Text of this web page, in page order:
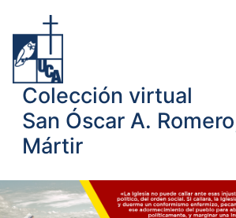
Colección virtual
San Óscar A.
Mártir